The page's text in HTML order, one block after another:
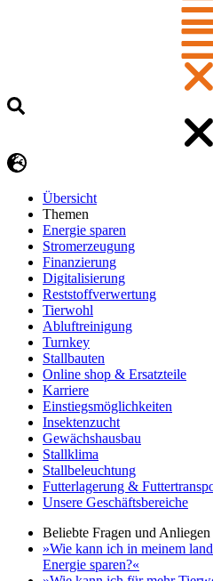
Übersicht
Themen
Energie sparen
Stromerzeugung
Finanzierung
Digitalisierung
Reststoffverwertung
Tierwohl
Abluftreinigung
Turnkey
Stallbauten
Online shop & Ersatzteile
Karriere
Einstiegsmöglichkeiten
Insektenzucht
Gewächshausbau
Stallklima
Stallbeleuchtung
Futterlagerung &
Unsere Geschäftsbereiche
Beliebte Fragen und
»Wie kann ich in meinem
Energie sparen?«